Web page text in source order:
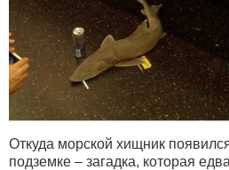
Откуда морской хищник
подземке – загадка, которая